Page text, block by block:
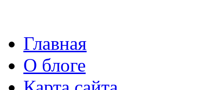
Главная
О блоге